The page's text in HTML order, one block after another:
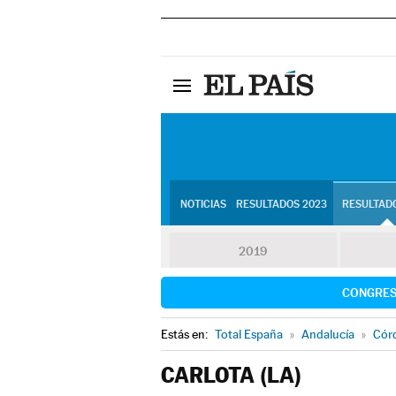
NOTICIAS RESULTADOS 2023
2019
Estás en: Total España » Andalucía »
CARLOTA (LA)